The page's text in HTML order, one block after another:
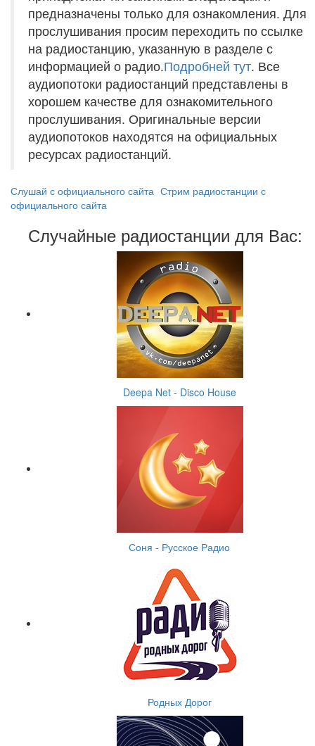
предназначены только для ознакомления. Для
прослушивания просим переходить по ссылке
на радиостанцию, указанную в разделе с
информацией о радио.Подробней тут. Все
аудиопотоки радиостанций представлены в
хорошем качестве для ознакомительного
прослушивания. Оригинальные версии
аудиопотоков находятся на официальных
ресурсах радиостанций.
Слушай с официального сайта Стрим радиостанции с
официального сайта
Случайные радиостанции для Вас:
Deepa Net - Disco House
Соня - Русское Радио
Родных Дорог